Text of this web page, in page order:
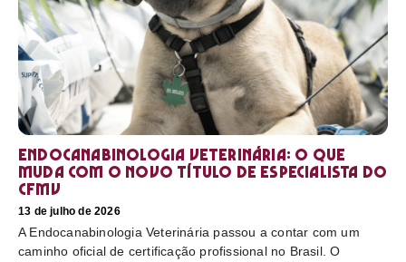
Endocanabinologia Veterinária: o que
muda com o novo título de especialista do
CFMV
13 de julho de 2026
A Endocanabinologia Veterinária passou a contar com um
caminho oficial de certificação profissional no Brasil. O